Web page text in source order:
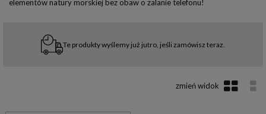
elementów natury morskiej bez obaw o zalanie telefonu!
Te produkty wyślemy już jutro, jeśli zamówisz teraz.